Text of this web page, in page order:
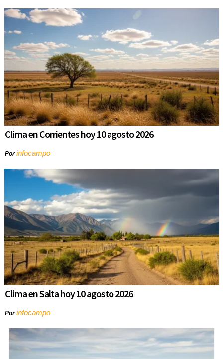
Clima en Corrientes hoy 10 agosto 2026
Porinfocampo
Clima en Salta hoy 10 agosto 2026
Porinfocampo